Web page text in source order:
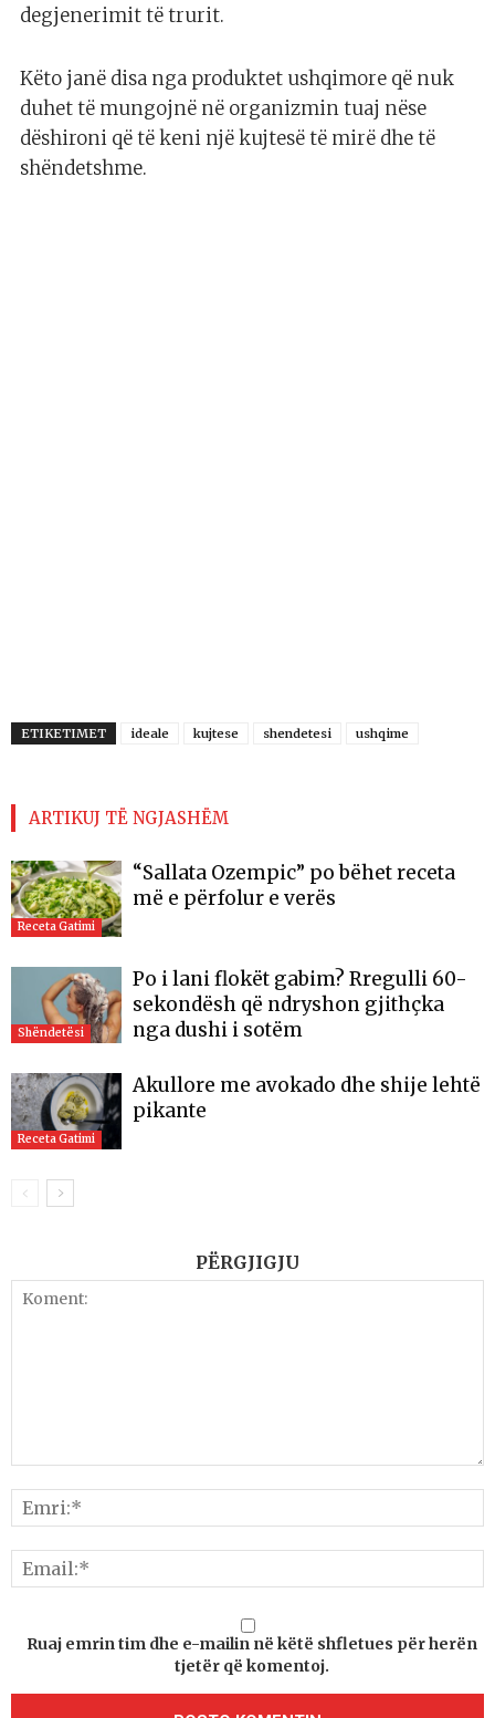
degjenerimit të trurit.
Këto janë disa nga produktet ushqimore që nuk
duhet të mungojnë në organizmin tuaj nëse
dëshironi që të keni një kujtesë të mirë dhe të
shëndetshme.
ETIKETIMET ideale kujtese shendetesi ushqime
ARTIKUJ TË NGJASHËM
Receta Gatimi
“Sallata Ozempic” po bëhet receta
më e përfolur e verës
Shëndetësi
Po i lani flokët gabim? Rregulli 60-
sekondësh që ndryshon gjithçka
nga dushi i sotëm
Receta Gatimi
Akullore me avokado dhe shije lehtë
pikante
PËRGJIGJU
Ruaj emrin tim dhe e-mailin në këtë shfletues për herën
tjetër që komentoj.